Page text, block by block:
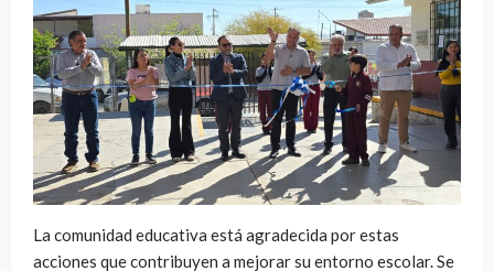
La comunidad educativa está agradecida por estas
acciones que contribuyen a mejorar su entorno escolar. Se